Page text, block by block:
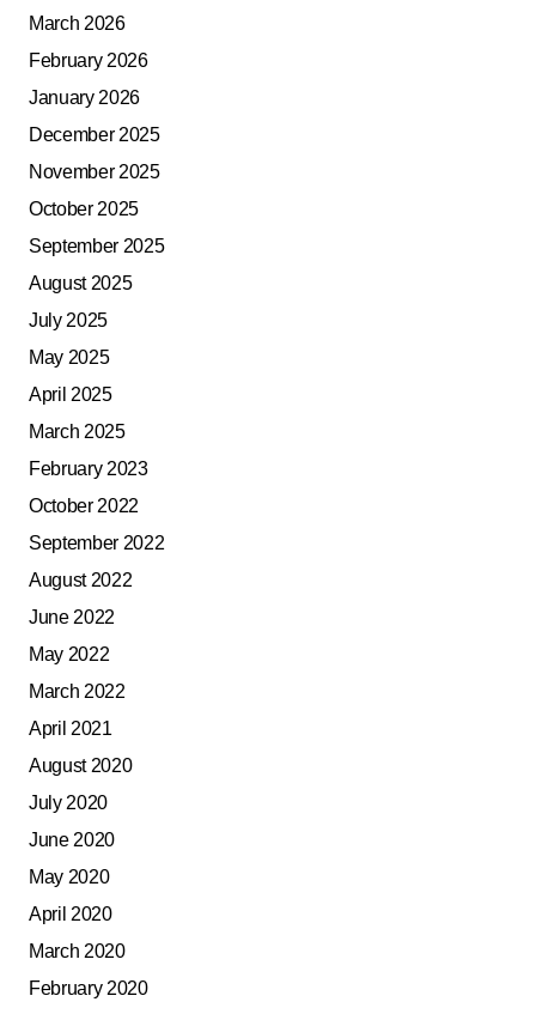
March 2026
February 2026
January 2026
December 2025
November 2025
October 2025
September 2025
August 2025
July 2025
May 2025
April 2025
March 2025
February 2023
October 2022
September 2022
August 2022
June 2022
May 2022
March 2022
April 2021
August 2020
July 2020
June 2020
May 2020
April 2020
March 2020
February 2020